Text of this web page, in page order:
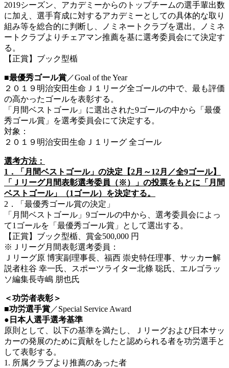
2019シーズン、アカデミーからのトップチームの選手輩出数
に加え、選手育成に対するアカデミーとしての具体的な取り
組み等を総合的に判断し、ノミネートクラブを選出。ノミネ
ートクラブよりチェアマン推薦を基に選考委員会にて決定す
る。
【正賞】ブック型楯
■最優秀ゴール賞／Goal of the Year
２０１９明治安田生命Ｊ１リーグ全ゴールの中で、最も評価
の高かったゴールを表彰する。
「月間ベストゴール」に選出された9ゴールの中から「最優
秀ゴール賞」を選考委員会にて決定する。
対象：
２０１９明治安田生命Ｊ１リーグ 全ゴール
選考方法：
1．「月間ベストゴール」の決定【2月～12月／全9ゴール】
「Ｊリーグ月間表彰選考委員（※）」の投票をもとに「月間
ベストゴール」（1ゴール）を決定する。
2．「最優秀ゴール賞の決定」
「月間ベストゴール」9ゴールの中から、選考委員会によっ
て1ゴールを「最優秀ゴール賞」として選出する。
【正賞】ブック型楯、賞金500,000 円
※Ｊリーグ月間表彰選考委員：
Ｊリーグ原 博実副理事長、福西 崇史特任理事、サッカー解
説者柱谷 幸一氏、スポーツライター北條 聡氏、エルゴラッ
ソ編集長寺嶋 朋也氏
＜功労者表彰＞
■功労選手賞／Special Service Award
●日本人選手選考基準
原則として、以下の基準を満たし、Ｊリーグおよび日本サッ
カーの発展のために貢献をしたと認められる者を功労選手と
して表彰する。
1. 所属クラブより推薦のあった者